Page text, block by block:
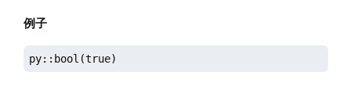
例子
py::bool(true)